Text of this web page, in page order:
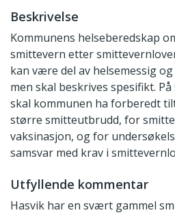
Beskrivelse
Kommunens helseberedskap
smittevern etter
kan være del av helsemessig
men skal beskrives spesifikt.
skal kommunen ha forberedt
større smitteutbrudd, for
vaksinasjon, og for
samsvar med krav i
Utfyllende kommentar
Hasvik har en svært gammel